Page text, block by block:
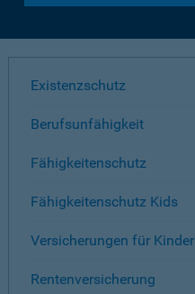
Existenzschutz
Berufsunfähigkeit
Fähigkeitenschutz
Fähigkeitenschutz Kids
Versicherungen für Kinder
Rentenversicherung